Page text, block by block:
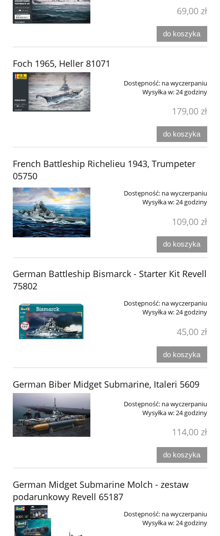
69,00 zł
do koszyka
Foch 1965, Heller 81071
Dostępność: na wyczerpaniu
Wysyłka w:24 godziny
179,00 zł
do koszyka
French Battleship Richelieu 1943, Trumpeter
05750
Dostępność: na wyczerpaniu
Wysyłka w:24 godziny
109,00 zł
do koszyka
German Battleship Bismarck - Starter Kit Revell
75802
Dostępność: na wyczerpaniu
Wysyłka w:24 godziny
45,00 zł
do koszyka
German Biber Midget Submarine, Italeri 5609
Dostępność: na wyczerpaniu
Wysyłka w: 24 godziny
114,00 zł
do koszyka
German Midget Submarine Molch - zestaw
podarunkowy Revell 65187
Dostępność: na wyczerpaniu
Wysyłka w:24 godziny